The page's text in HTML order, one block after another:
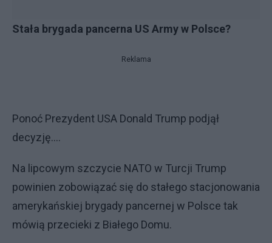
Stała brygada pancerna US Army w Polsce?
Reklama
Ponoć Prezydent USA Donald Trump podjął
decyzję....
Na lipcowym szczycie NATO w Turcji Trump
powinien zobowiązać się do stałego stacjonowania
amerykańskiej brygady pancernej w Polsce tak
mówią przecieki z Białego Domu.